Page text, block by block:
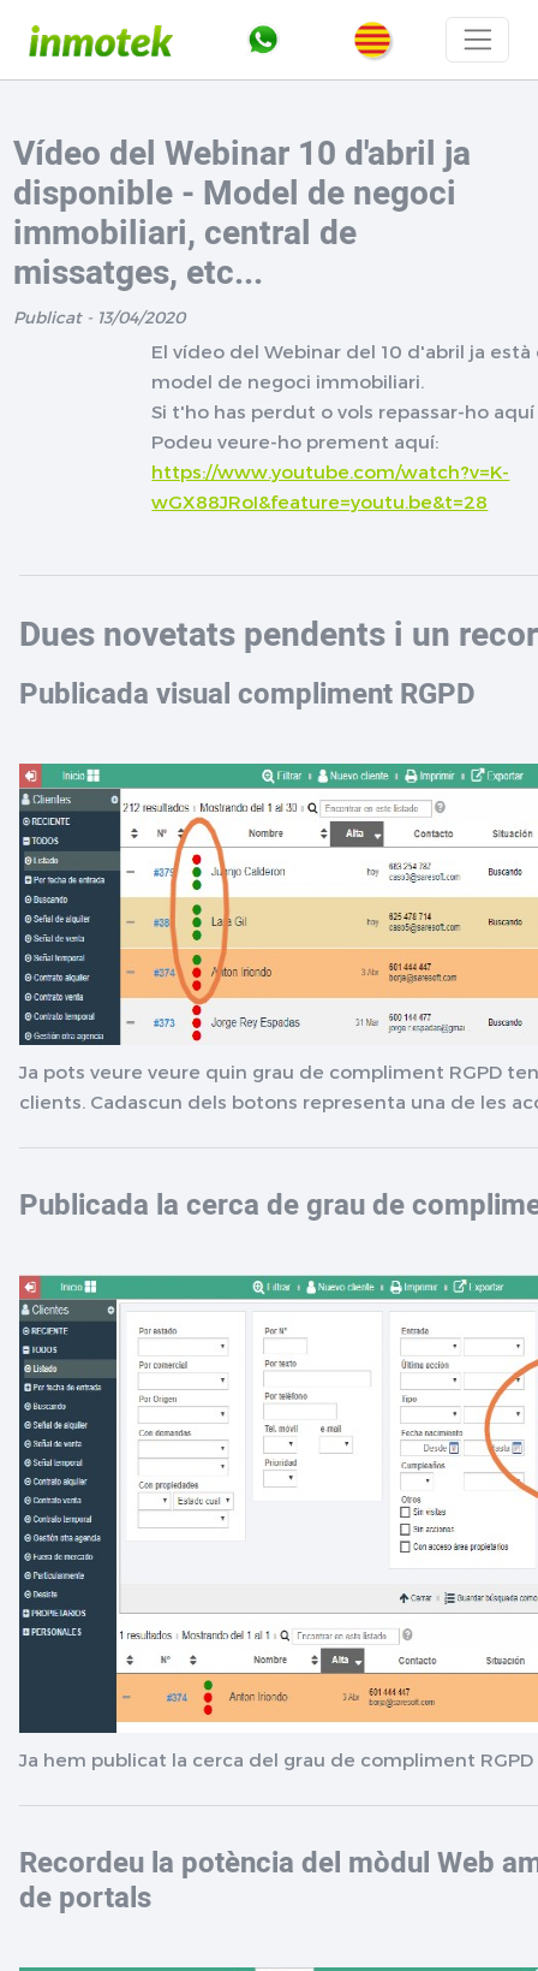
Vídeo del Webinar 10 d'abril ja
disponible - Model de negoci
immobiliari, central de
missatges, etc...
Publicat - 13/04/2020
El vídeo del Webinar del 10 d'abril ja
model de negoci immobiliari.
Si t'ho has perdut o vols repassar-ho
Podeu veure-ho prement aquí:
https://www.youtube.com/watch?v=K-
wGX88JRoI&feature=youtu.be&t=28
Dues novetats pendents i un
Publicada visual compliment RGPD
Ja pots veure veure quin grau de compliment RGPD
clients. Cadascun dels botons representa una de les
Publicada la cerca de grau de
Ja hem publicat la cerca del grau de compliment RGPD
Recordeu la potència del mòdul Web
de portals